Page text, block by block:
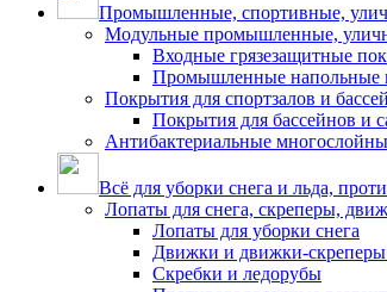
Промышленные, спортивные,
Модульные промышленные,
Входные грязезащитные
Промышленные напольные
Покрытия для спортзалов и
Покрытия для бассейнов и
Антибактериальные
Всё для уборки снега и льда,
Лопаты для снега, скреперы,
Лопаты для уборки снега
Движки и движки-скреперы
Скребки и ледорубы